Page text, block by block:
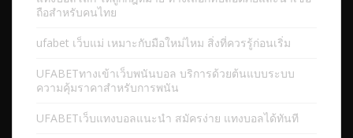
ถือสำหรับคนไทย
ufabet เว็บแม่ เหมาะกับมือใหม่ไหม สิ่งที่ควรรู้ก่อนเริ่ม
UFABETทางเข้าเว็บพนันบอล บริการด้วยต้นแบบระบบ
ความคุ้มราคาสำหรับการพนัน
UFABETเว็บแทงบอลแนะนำ สมัครง่าย แทงบอลได้ทันที